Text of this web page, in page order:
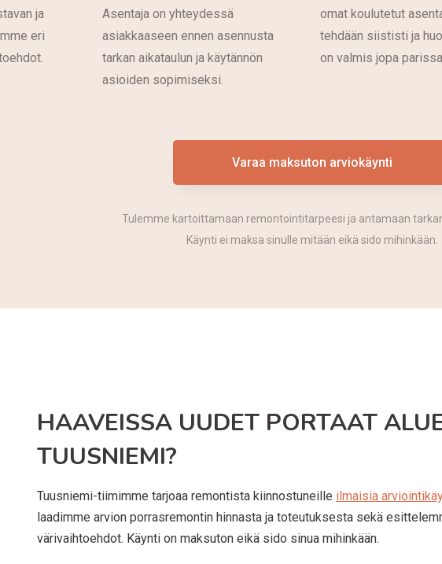
ja
eri
Asentaja on yhteydessä
asiakkaaseen ennen asennusta
tarkan aikataulun ja käytännön
asioiden sopimiseksi.
omat koulutetut
tehdään siististi ja
on valmis jopa
Varaa maksuton arviokäynti
Tulemme kartoittamaan remontointitarpeesi ja antamaan
Käynti ei maksa sinulle mitään eikä sido mihinkään.
HAAVEISSA UUDET PORTAAT
TUUSNIEMI?
Tuusniemi-tiimimme tarjoaa remontista kiinnostuneille ilmaisia
laadimme arvion porrasremontin hinnasta ja toteutuksesta sekä
värivaihtoehdot. Käynti on maksuton eikä sido sinua mihinkään.